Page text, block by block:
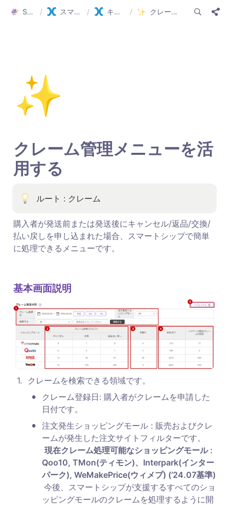
Smartship Guide / スマートシップ ガイド(日本語) / キャンセル/交換/返品 / クレーム管理メニューを活用する
✨
クレーム管理メニューを活
用する
ルート : クレーム
購入者が発送前または発送後にキャンセル/返品/交換/
払い戻しを申し込まれた場合、スマートシップで簡単
に処理できるメニューです。
基本画面説明
1. クレームを検索できる領域です。
•
クレーム登録日: 購入者がクレームを申請した
日付です。
• 注文発生ショッピングモール : 販売およびクレ
ームが発生した注文サイトフィルターです。
現在クレーム処理可能なショッピングモール :
Qoo10, TMon(ティモン)、Interpark(インター
パーク), WeMakePrice(ウィメプ) (’24.07基準)
今後、スマートシップが支援するすべてのショ
ッピングモールのクレームを処理するように開